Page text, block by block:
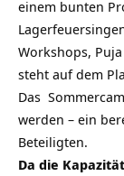
einem bunten
Workshops, Puja
steht auf dem
Das
werden – ein
Beteiligten.
Da die